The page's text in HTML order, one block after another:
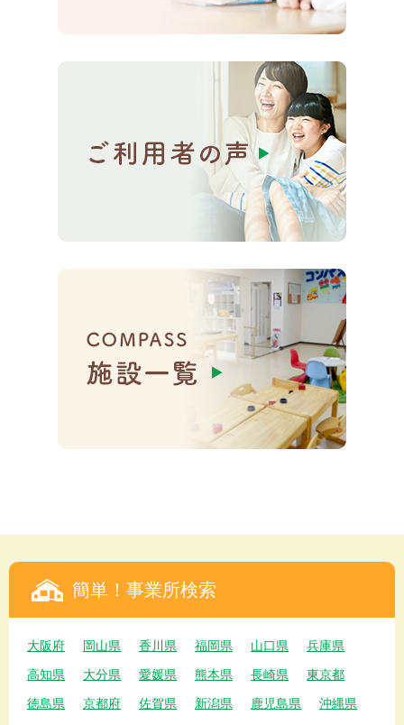
簡単！事業所検索
大阪府 岡山県 香川県 福岡県 山口県
兵庫県
高知県
大分県 愛媛県 熊本県 長崎県
東京都
徳島県
京都府 佐賀県 新潟県 鹿児島県
沖縄県